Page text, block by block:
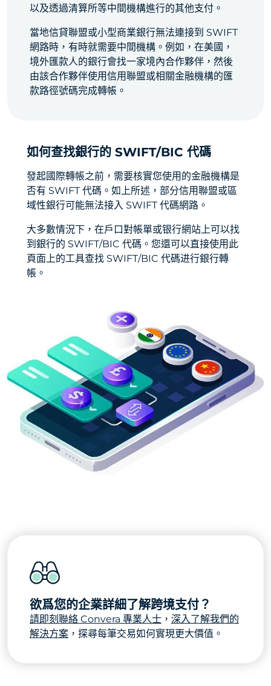
以及透過清算所等中間機構進行的其他支付。
當地信貸聯盟或小型商業銀行無法連接到 SWIFT
網路時，有時就需要中間機構。例如，在美國，
境外匯款人的銀行會找一家境內合作夥伴，然後
由該合作夥伴使用信用聯盟或相關金融機構的匯
款路徑號碼完成轉帳。
如何查找銀行的 SWIFT/BIC 代碼
發起國際轉帳之前，需要核實您使用的金融機構是
否有 SWIFT 代碼。如上所述，部分信用聯盟或區
域性銀行可能無法接入 SWIFT 代碼網路。
大多數情況下，在戶口對帳單或银行網站上可以找
到銀行的 SWIFT/BIC 代碼。您還可以直接使用此
頁面上的工具查找 SWIFT/BIC 代碼进行銀行轉
帳。
欲爲您的企業詳細了解跨境支付？
請即刻聯絡 Convera 專業人士 ， 深入了解我們的
解決方案 ，探尋每筆交易如何實現更大價值。